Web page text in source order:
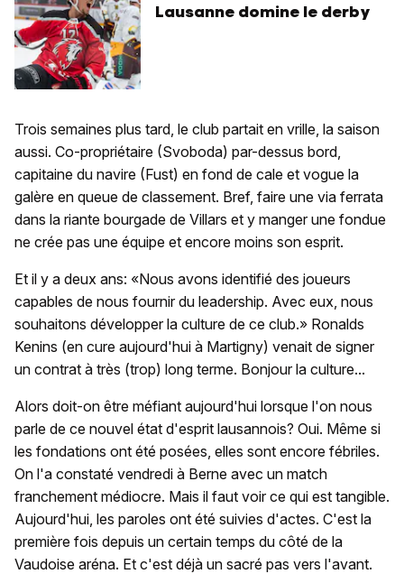
Lausanne domine le derby
Trois semaines plus tard, le club partait en vrille, la saison
aussi. Co-propriétaire (Svoboda) par-dessus bord,
capitaine du navire (Fust) en fond de cale et vogue la
galère en queue de classement. Bref, faire une via ferrata
dans la riante bourgade de Villars et y manger une fondue
ne crée pas une équipe et encore moins son esprit.
Et il y a deux ans: «Nous avons identifié des joueurs
capables de nous fournir du leadership. Avec eux, nous
souhaitons développer la culture de ce club.» Ronalds
Kenins (en cure aujourd'hui à Martigny) venait de signer
un contrat à très (trop) long terme. Bonjour la culture...
Alors doit-on être méfiant aujourd'hui lorsque l'on nous
parle de ce nouvel état d'esprit lausannois? Oui. Même si
les fondations ont été posées, elles sont encore fébriles.
On l'a constaté vendredi à Berne avec un match
franchement médiocre. Mais il faut voir ce qui est tangible.
Aujourd'hui, les paroles ont été suivies d'actes. C'est la
première fois depuis un certain temps du côté de la
Vaudoise aréna. Et c'est déjà un sacré pas vers l'avant.